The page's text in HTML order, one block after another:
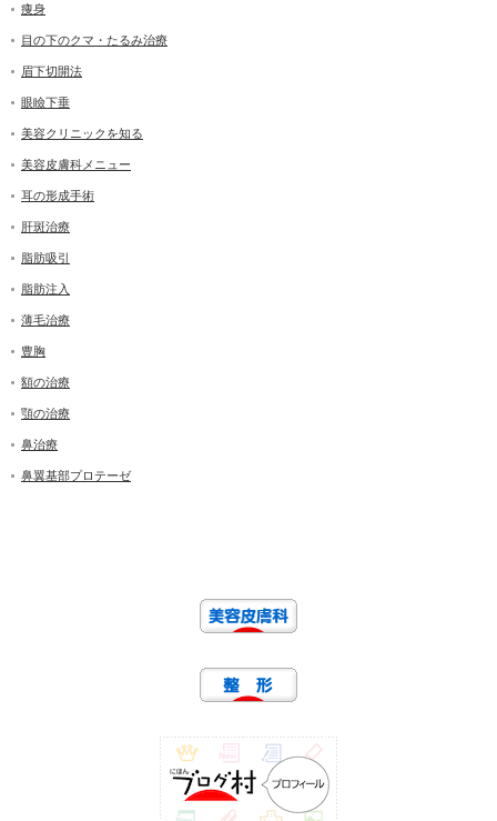
痩身
目の下のクマ・たるみ治療
眉下切開法
眼瞼下垂
美容クリニックを知る
美容皮膚科メニュー
耳の形成手術
肝斑治療
脂肪吸引
脂肪注入
薄毛治療
豊胸
額の治療
顎の治療
鼻治療
鼻翼基部プロテーゼ